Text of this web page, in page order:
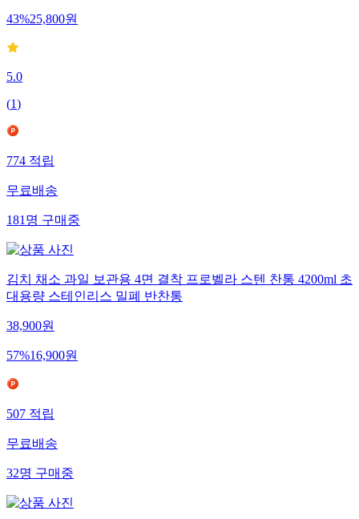
43%25,800원
5.0
(1)
774 적립
무료배송
181 명 구매중
김치 채소 과일 보관용 4면 결착 프로벨라 스텐 찬통 4200ml 초
대용량 스테인리스 밀폐 반찬통
38,900원
57%16,900원
507 적립
무료배송
32명 구매중